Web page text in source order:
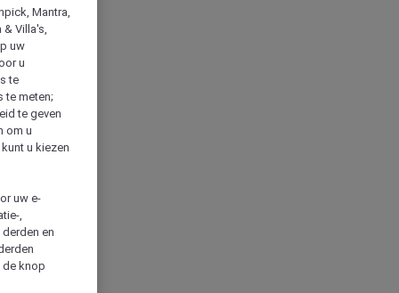
Mantra,
& Villa's,
uw
u
te
te meten;
te geven
om u
u kiezen
uw e-
,
en
de knop